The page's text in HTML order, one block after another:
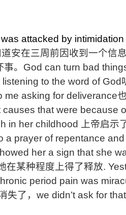
attacked by
安在三周前因收到一个信
。 God can turn bad
to the word of God
me asking for deliverance
that were because
in her childhood
上帝启示
a prayer of repentance
her a sign that she
在某种程度上得了释放.
period pain was
失了， we didn’t ask for that